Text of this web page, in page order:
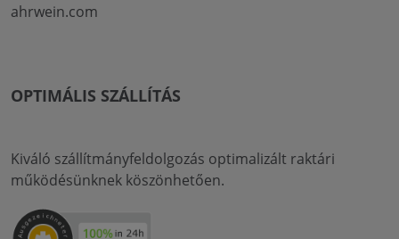
ahrwein.com
OPTIMÁLIS SZÁLLÍTÁS
Kiváló szállítmányfeldolgozás optimalizált raktári
működésünknek köszönhetően.